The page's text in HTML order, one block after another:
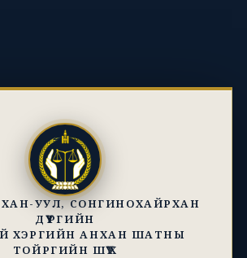
УУЛ, СОНГИНОХАЙРХАН
ДҮҮРГИЙН
ХЭРГИЙН АНХАН ШАТНЫ
ТОЙРГИЙН ШҮҮХ